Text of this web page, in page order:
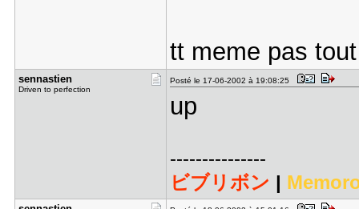
tt meme pas
sennastien
Driven to perfection
Posté le 17-06-2002 à 19:08:25
up
---------------
ビブリボン |